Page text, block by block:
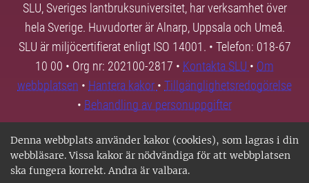
Denna webbplats använder kakor (cookies), som lagras i din
webbläsare. Vissa kakor är nödvändiga för att webbplatsen
ska fungera korrekt. Andra är valbara.
SLU, Sveriges lantbruksuniversitet, har verksamhet över
hela Sverige. Huvudorter är Alnarp, Uppsala och Umeå.
SLU är miljöcertifierat enligt ISO 14001. • Telefon: 018-67
10 00 • Org nr: 202100-2817 • Kontakta SLU • Om
webbplatsen • Hantera kakor • Tillgänglighetsredogörelse
• Behandling av personuppgifter